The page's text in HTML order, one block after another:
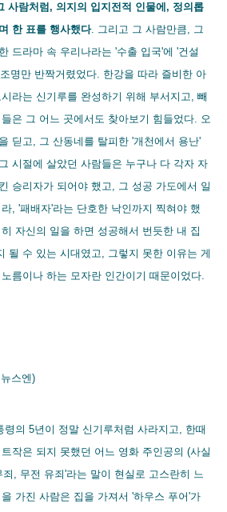
사람처럼, 의지의 입지전적 인물에, 정의롭
한 표를 행사했다. 그리고 그 사람만큼, 그
드라마 속 우리나라는 '수출 입국'에 '건설
명만 반짝거렸었다. 한강을 따라 즐비한 아
라는 신기루를 완성하기 위해 부서지고, 빼
은 그 어느 곳에서도 찾아보기 힘들었다. 오
딛고, 그 산동네를 탈피한 '개천에서 용난'
시절에 살았던 사람들은 누구나 다 각자 자
승리자가 되어야 했고, 그 성공 가도에서 일
, '패배자'라는 단호한 낙인까지 찍혀야 했
자신의 일을 하면 성공해서 번듯한 내 집
될 수 있는 시대였고, 그렇지 못한 이유는 게
름이나 하는 모자란 인간이기 때문이었다.
스엔)
의 5년이 정말 신기루처럼 사라지고, 한때
작은 되지 못했던 어느 영화 주인공의 (사실
, 무전 유죄'라는 말이 현실로 고스란히 느
가진 사람은 집을 가져서 '하우스 푸어'가